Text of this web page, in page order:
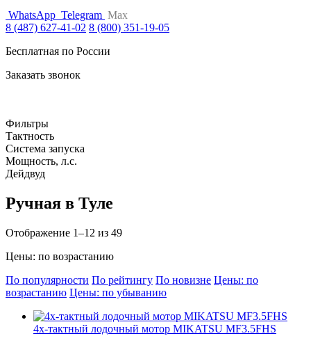
WhatsApp Telegram Max
8 (487) 627-41-02 8 (800) 351-19-05
Бесплатная по России
Заказать звонок
Фильтры
Тактность
Система запуска
Мощность, л.с.
Дейдвуд
Ручная в Туле
Отображение 1–12 из 49
Цены: по возрастанию
По популярности По рейтингу По новизне Цены: по
возрастанию Цены: по убыванию
4х-тактный лодочный мотор MIKATSU MF3.5FHS